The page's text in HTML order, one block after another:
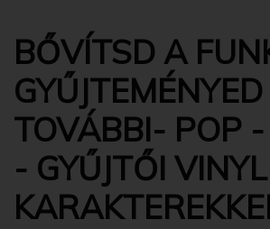
BŐVÍTSD A
GYŰJTEMÉNYED
TOVÁBBI- POP -
- GYŰJTŐI VINYL